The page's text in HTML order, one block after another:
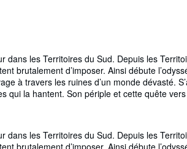
les Territoires du Sud. Depuis les
brutalement d’imposer. Ainsi débute
à travers les ruines d’un monde dévasté.
qui la hantent. Son périple et cette quête
les Territoires du Sud. Depuis les
brutalement d’imposer. Ainsi débute